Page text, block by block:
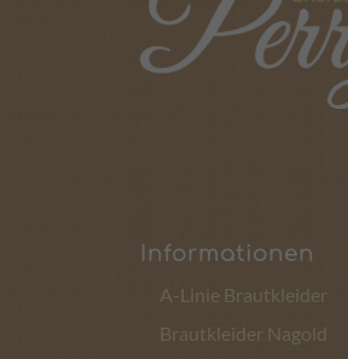
Informationen
A-Linie Brautkleider
Brautkleider Nagold